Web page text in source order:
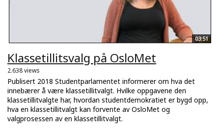
03:51
Klassetillitsvalg på OsloMet
2.638 views
Publisert 2018 Studentparlamentet informerer om hva det
innebærer å være klassetillitvalgt. Hvilke oppgavene den
klassetillitvalgte har, hvordan studentdemokratiet er bygd opp,
hva en klassetillitvalgt kan forvente av OsloMet og
valgprosessen av en klassetillitvalgt.